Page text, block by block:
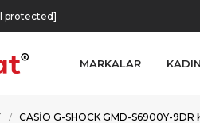
protected]
MARKALAR
CASIO G-SHOCK GMD-S6900Y-9DR